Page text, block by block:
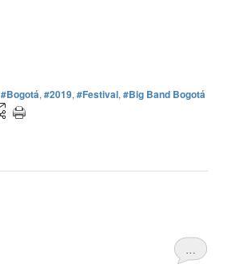
#Bogotá, #2019, #Festival, #Big Band Bogotá
…